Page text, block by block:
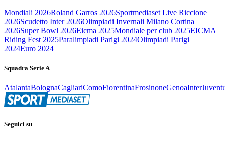
Mondiali 2026Roland Garros 2026Sportmediaset Live Riccione
2026Scudetto Inter 2026Olimpiadi Invernali Milano Cortina
2026Super Bowl 2026Eicma 2025Mondiale per club 2025EICMA
Riding Fest 2025Paralimpiadi Parigi 2024Olimpiadi Parigi
2024Euro 2024
Squadra Serie A
AtalantaBolognaCagliariComoFiorentinaFrosinoneGenoaInter
Seguici su